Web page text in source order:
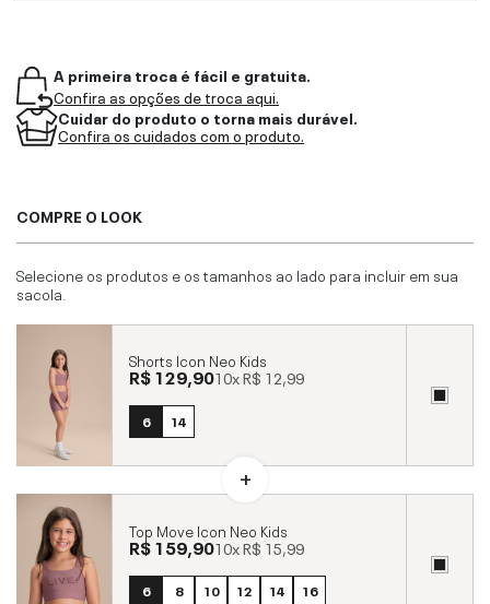
A primeira troca é fácil e gratuita.
Confira as opções de troca aqui.
Cuidar do produto o torna mais durável.
Confira os cuidados com o produto.
COMPRE O LOOK
Selecione os produtos e os tamanhos ao lado para incluir em sua
sacola.
Shorts Icon Neo Kids
R$ 129,9010xR$ 12,99
6 14
Top Move Icon Neo Kids
R$ 159,9010xR$ 15,99
6 8 10 12 14 16